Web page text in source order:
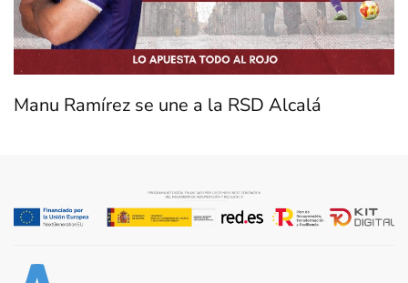
Manu Ramírez se une a la RSD Alcalá